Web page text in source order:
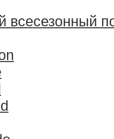
всесезонный